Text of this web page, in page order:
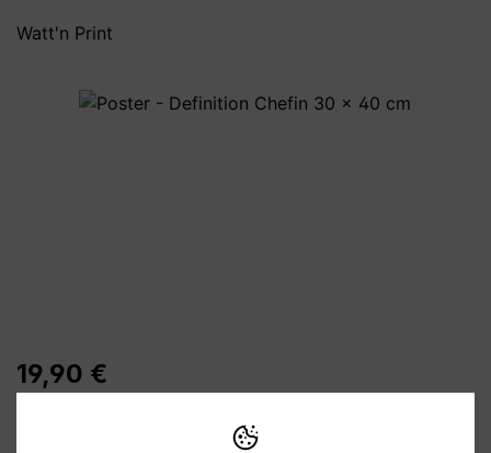
Watt'n Print
Bildergalerie überspringen
19,90 €